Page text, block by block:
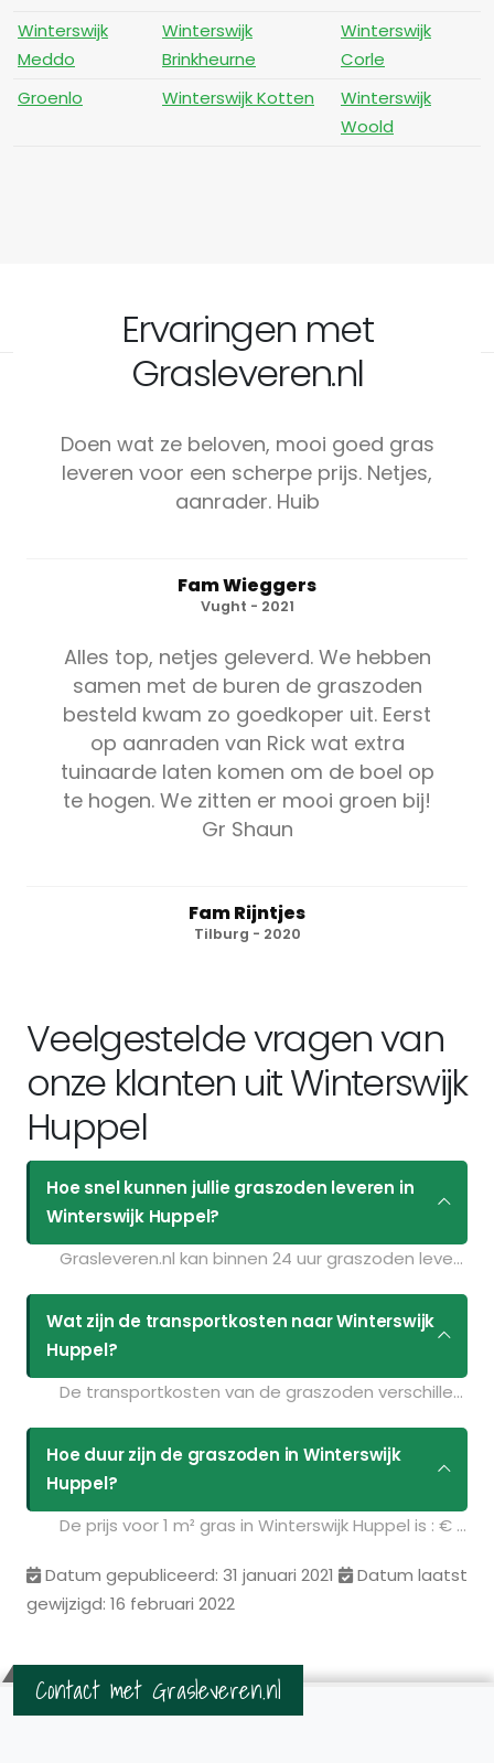
Winterswijk
Meddo
Winterswijk
Brinkheurne
Winterswijk
Corle
Groenlo
Winterswijk Kotten
Winterswijk
Woold
Ervaringen met
Grasleveren.nl
Doen wat ze beloven, mooi goed gras
leveren voor een scherpe prijs. Netjes,
aanrader. Huib
Fam Wieggers
Vught - 2021
Alles top, netjes geleverd. We hebben
samen met de buren de graszoden
besteld kwam zo goedkoper uit. Eerst
op aanraden van Rick wat extra
tuinaarde laten komen om de boel op
te hogen. We zitten er mooi groen bij!
Gr Shaun
Fam Rijntjes
Tilburg - 2020
Veelgestelde vragen van
onze klanten uit Winterswijk
Huppel
Hoe snel kunnen jullie graszoden leveren in
Winterswijk Huppel?
Grasleveren.nl kan binnen 24 uur graszoden leveren in Winterswijk Huppel. Als u bijvoorbeeld graszoden op maandag bestelt voor 11:30 kunt u ze de volgende dag geleverd krijgen. Kijk voor de actuele leverdagen op de pagina
Wat zijn de transportkosten naar Winterswijk
Huppel?
De transportkosten van de graszoden verschillen per postcodegebied en zijn afhankelijk van de hoeveelheid graszoden die u bestelt. Bent u benieuwd naar de prijzen? Vul uw gegevens in op de pagina
Hoe duur zijn de graszoden in Winterswijk
Huppel?
De prijs voor 1 m² gras in Winterswijk Huppel is : € 3.49. U kunt deze graszoden bestellen via de volgende link:
Datum gepubliceerd: 31 januari 2021
Datum laatst
gewijzigd: 16 februari 2022
Contact met Grasleveren.nl